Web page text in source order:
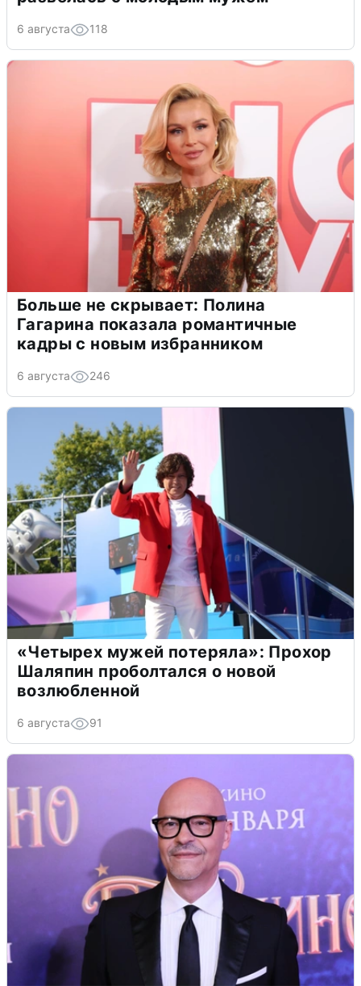
6 августа 118
Больше не скрывает: Полина
Гагарина показала романтичные
кадры с новым избранником
6 августа 246
«Четырех мужей потеряла»: Прохор
Шаляпин проболтался о новой
возлюбленной
6 августа 91